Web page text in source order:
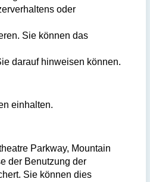
oder
Sie können das
darauf hinweisen können.
einhalten.
Parkway, Mountain
der Benutzung der
Sie können dies